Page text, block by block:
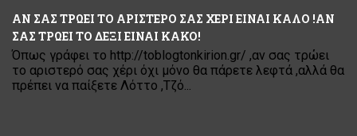
ΑΝ ΣΑΣ ΤΡΩΕΙ ΤΟ ΑΡΙΣΤΕΡΟ ΣΑΣ ΧΕΡΙ ΕΙΝΑΙ ΚΑΛΟ !ΑΝ
ΣΑΣ ΤΡΩΕΙ ΤΟ ΔΕΞΙ ΕΙΝΑΙ ΚΑΚΟ!
Όπως γράφει το http://toblogtonkirion.gr/ ,αν σας τρώει
το αριστερό σας χέρι όχι μόνο θα πάρετε λεφτά ,αλλά θα
πρέπει να παίξετε Λόττο ,Τζό...